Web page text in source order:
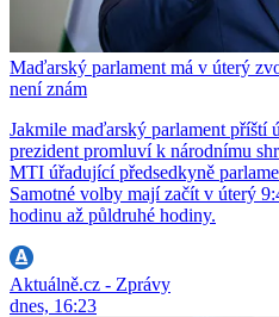
Maďarský parlament má v úterý
není znám
Jakmile maďarský parlament příští
prezident promluví k národnímu
MTI úřadující předsedkyně
Samotné volby mají začít v úterý
hodinu až půldruhé hodiny.
Aktuálně.cz - Zprávy
dnes, 16:23